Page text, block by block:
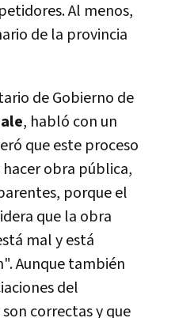
Al menos,
de la provincia
de Gobierno de
, habló con un
que este proceso
obra pública,
porque el
que la obra
mal y está
Aunque también
del
son correctas y que